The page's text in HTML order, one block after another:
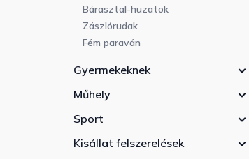
Bárasztal-huzatok
Zászlórudak
Fém paraván
Gyermekeknek
Műhely
Sport
Kisállat felszerelések